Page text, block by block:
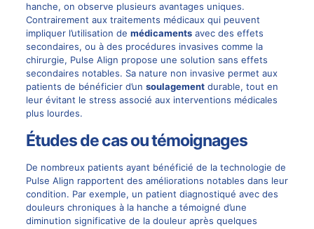
hanche, on observe plusieurs avantages uniques.
Contrairement aux traitements médicaux qui peuvent
impliquer l’utilisation de médicamentsavec des effets
secondaires, ou à des procédures invasives comme la
chirurgie, Pulse Align propose une solution sans effets
secondaires notables. Sa nature non invasive permet aux
patients de bénéficier d’un soulagementdurable, tout en
leur évitant le stress associé aux interventions médicales
plus lourdes.
Études de cas ou témoignages
De nombreux patients ayant bénéficié de la technologie de
Pulse Align rapportent des améliorations notables dans leur
condition. Par exemple, un patient diagnostiqué avec des
douleurs chroniques à la hanche a témoigné d’une
diminution significative de la douleur après quelques